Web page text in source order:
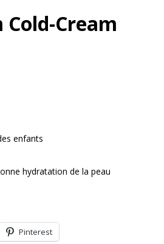
Cold-Cream
enfants
hydratation de la peau
Pinterest